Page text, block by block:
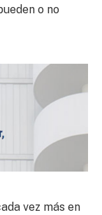
o no
vez más en